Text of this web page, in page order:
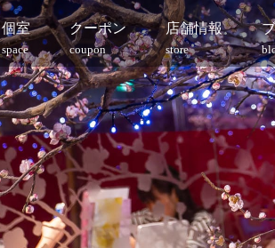
個室
space
クーポン
coupon
店舗情報
store